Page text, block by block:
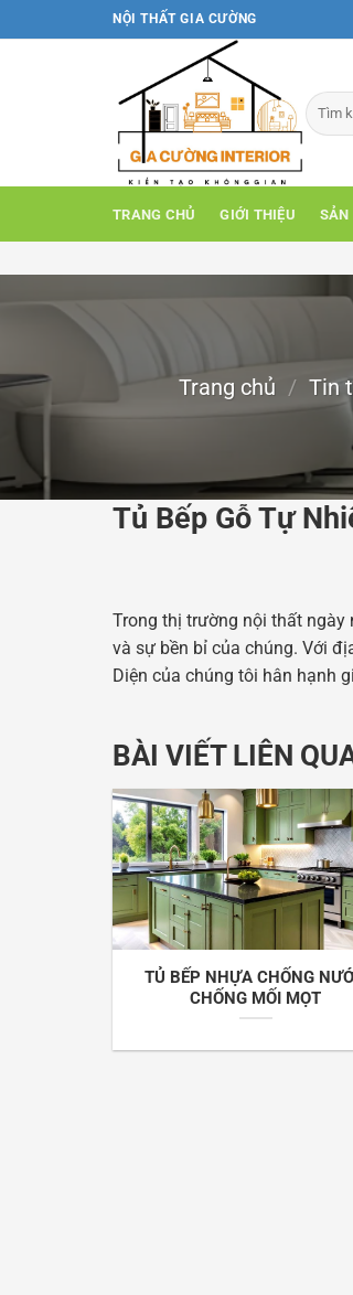
qua
NỘI THẤT GIA CƯỜNG
TRANG CHỦ GIỚI THIỆU SẢN
Trang chủ / Tin
Tủ Bếp Gỗ Tự
Trong thị trường nội thất ngày
và sự bền bỉ của chúng. Với
Diện của chúng tôi hân hạnh
BÀI VIẾT LIÊN
TỦ BẾP NHỰA CHỐNG
CHỐNG MỐI MỌT